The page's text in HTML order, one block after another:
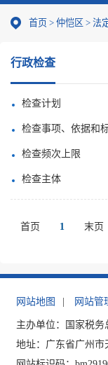
首页 > 仲恺区 > 法
行政检查
检查计划
检查事项、依据和
检查频次上限
检查主体
首页 1 末页
网站地图 网站管
主办单位：国家税务
地址：广东省广州市